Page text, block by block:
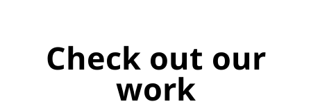
Check out our
work